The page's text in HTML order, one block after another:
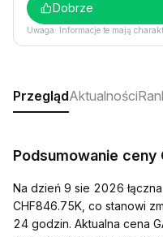
Dobrze
Uwaga: Informacje te mają
PrzeglądAktualności
Podsumowanie ceny
Na dzień 9 sie 2026
CHF846.75K, co stanowi
24 godzin. Aktualna cena